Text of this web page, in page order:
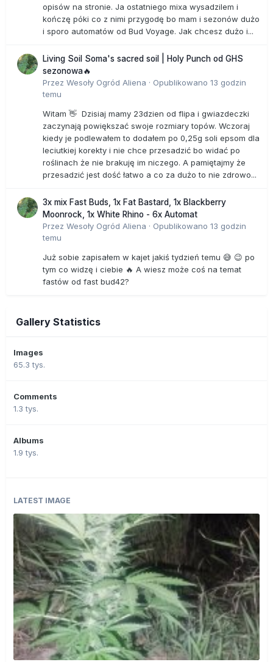
opisów na stronie. Ja ostatniego mixa wysadzilem i
kończę póki co z nimi przygodę bo mam i sezonów dużo
i sporo automatów od Bud Voyage. Jak chcesz dużo i...
Living Soil Soma's sacred soil | Holy Punch od GHS
sezonowa🔥
Przez Wesoły Ogród Aliena · Opublikowano 13 godzin
temu
Witam 👋 Dzisiaj mamy 23dzien od flipa i gwiazdeczki
zaczynają powiększać swoje rozmiary topów. Wczoraj
kiedy je podlewałem to dodałem po 0,25g soli epsom dla
leciutkiej korekty i nie chce przesadzić bo widać po
roślinach że nie brakuję im niczego. A pamiętajmy że
przesadzić jest dość łatwo a co za dużo to nie zdrowo...
3x mix Fast Buds, 1x Fat Bastard, 1x Blackberry
Moonrock, 1x White Rhino - 6x Automat
Przez Wesoły Ogród Aliena · Opublikowano 13 godzin
temu
Już sobie zapisałem w kajet jakiś tydzień temu 😅 😉 po
tym co widzę i ciebie 🔥 A wiesz może coś na temat
fastów od fast bud42?
Gallery Statistics
Images
65.3 tys.
Comments
1.3 tys.
Albums
1.9 tys.
LATEST IMAGE